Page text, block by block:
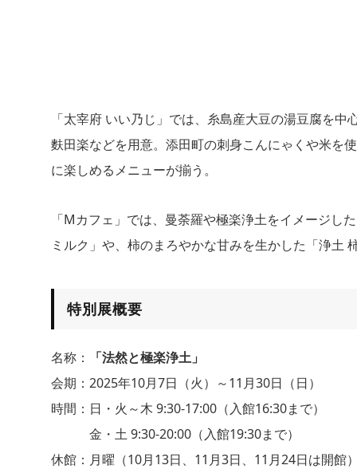
「太宰府 いい乃じ」では、糸島産大豆の湯豆腐を
麩田楽などを用意。添田町の刺身こんにゃくや米を
に楽しめるメニューが揃う。
「Mカフェ」では、曼荼羅や極楽浄土をイメージし
ミルク」や、柿のまろやかな甘みを生かした「浄土
特別展概要
名称：
「法然と極楽浄土」
会期：2025年10月7日（火）～11月30日（日）
時間：日・火～木 9:30-17:00（入館16:30まで）
金・土 9:30-20:00（入館19:30まで）
休館：月曜（10月13日、11月3日、11月24日は開館